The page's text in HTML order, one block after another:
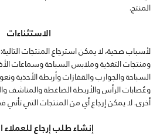
المنتج.
الاستثناءات
لأسباب صحية، لا يمكن استرجاع المنتجات التالية:
ومنتجات التغذية وملابس السباحة وسماعات
السباحة والجوارب والقفازات وأربطة الأحذية
وعُصابات الرأس والأربطة الضاغطة والمناشف
أخرى. لا يمكن إرجاع أي من المنتجات التي تأتي
إنشاء طلب إرجاع